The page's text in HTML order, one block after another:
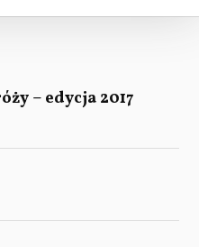
– edycja 2017